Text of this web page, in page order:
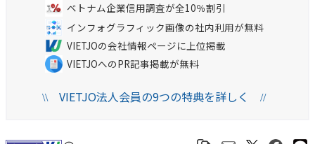
ベトナム企業信用調査が全10％割引
インフォグラフィック画像の社内利用が無料
VIETJOの会社情報ページに上位掲載
VIETJOへのPR記事掲載が無料
\\VIETJO法人会員の9つの特典を詳しく //